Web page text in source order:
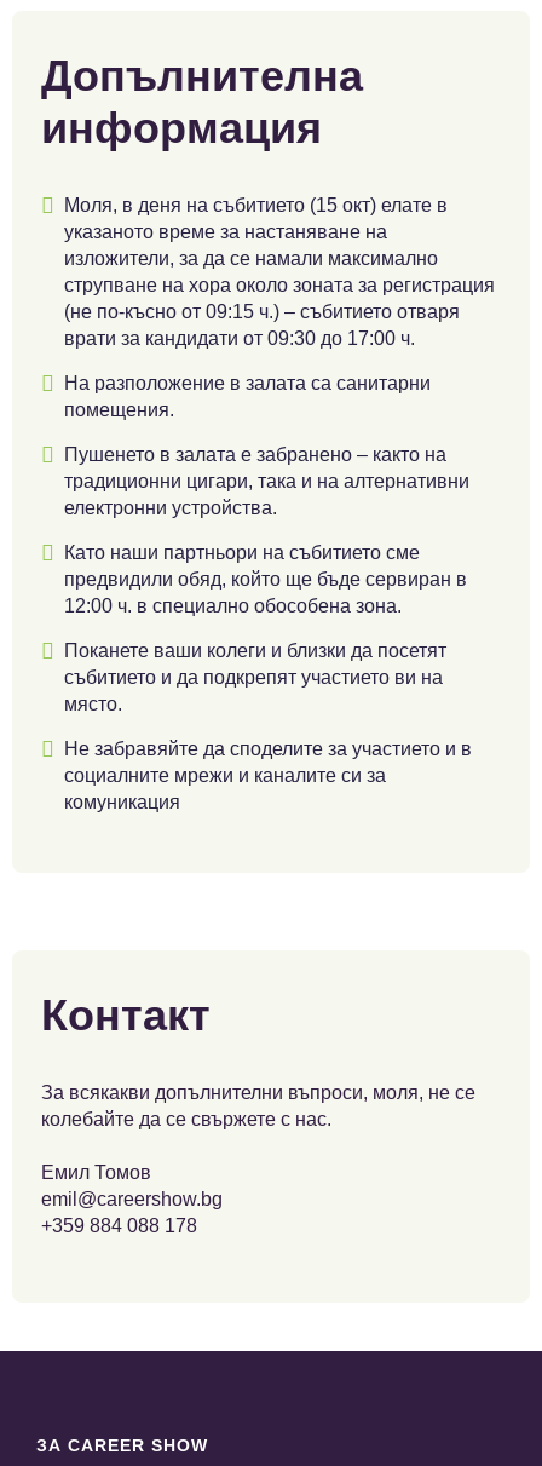
Допълнителна
информация

Моля, в деня на събитието (15 окт) елате в
указаното време за настаняване на
изложители, за да се намали максимално
струпване на хора около зоната за регистрация
(не по-късно от 09:15 ч.) – събитието отваря
врати за кандидати от 09:30 до 17:00 ч.

На разположение в залата са санитарни
помещения.

Пушенето в залата е забранено – както на
традиционни цигари, така и на алтернативни
електронни устройства.

Като наши партньори на събитието сме
предвидили обяд, който ще бъде сервиран в
12:00 ч. в специално обособена зона.

Поканете ваши колеги и близки да посетят
събитието и да подкрепят участието ви на
място.

Не забравяйте да споделите за участието и в
социалните мрежи и каналите си за
комуникация
Контакт
За всякакви допълнителни въпроси, моля, не се
колебайте да се свържете с нас.
Емил Томов
emil@careershow.bg
+359 884 088 178
ЗА CAREER SHOW